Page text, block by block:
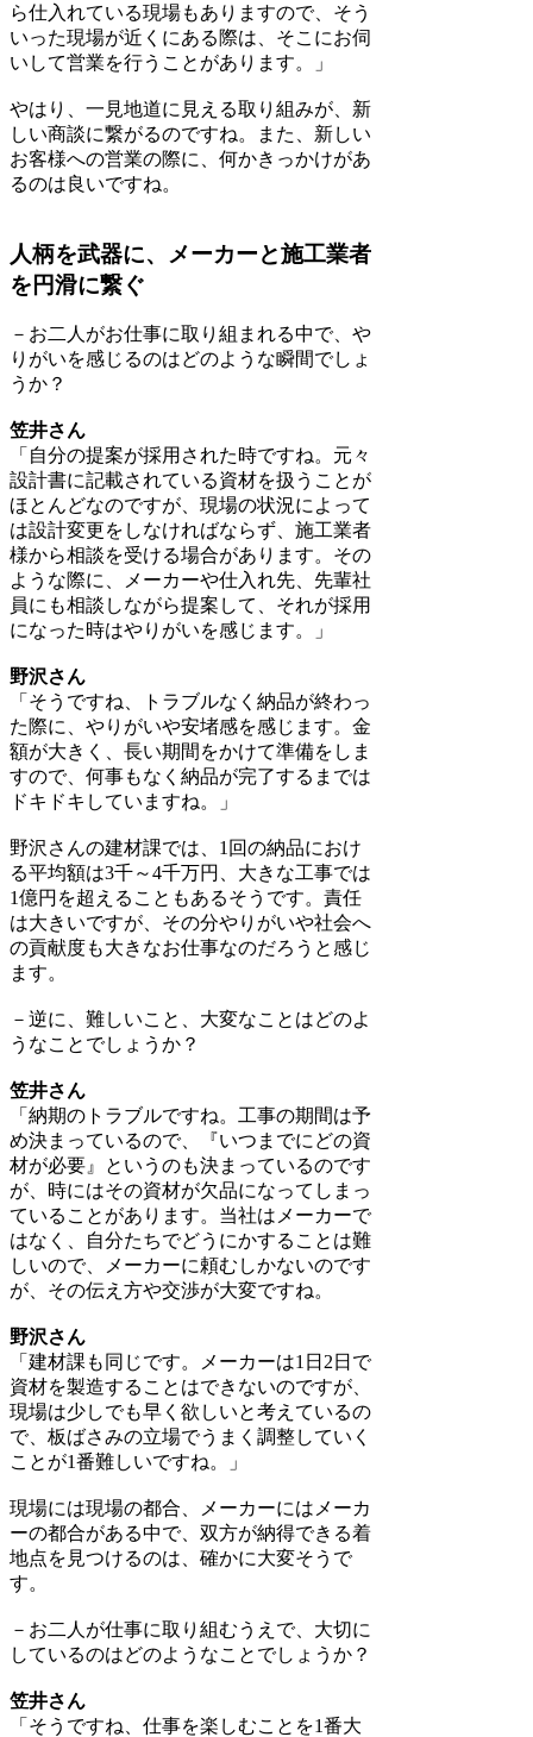
ら仕入れている現場もありますので、そう
いった現場が近くにある際は、そこにお伺
いして営業を行うことがあります。」
やはり、一見地道に見える取り組みが、新
しい商談に繋がるのですね。また、新しい
お客様への営業の際に、何かきっかけがあ
るのは良いですね。
人柄を武器に、メーカーと施工業者
を円滑に繋ぐ
－お二人がお仕事に取り組まれる中で、や
りがいを感じるのはどのような瞬間でしょ
うか？
笠井さん
「自分の提案が採用された時ですね。元々
設計書に記載されている資材を扱うことが
ほとんどなのですが、現場の状況によって
は設計変更をしなければならず、施工業者
様から相談を受ける場合があります。その
ような際に、メーカーや仕入れ先、先輩社
員にも相談しながら提案して、それが採用
になった時はやりがいを感じます。」
野沢さん
「そうですね、トラブルなく納品が終わっ
た際に、やりがいや安堵感を感じます。金
額が大きく、長い期間をかけて準備をしま
すので、何事もなく納品が完了するまでは
ドキドキしていますね。」
野沢さんの建材課では、1回の納品におけ
る平均額は3千～4千万円、大きな工事では
1億円を超えることもあるそうです。責任
は大きいですが、その分やりがいや社会へ
の貢献度も大きなお仕事なのだろうと感じ
ます。
－逆に、難しいこと、大変なことはどのよ
うなことでしょうか？
笠井さん
「納期のトラブルですね。工事の期間は予
め決まっているので、『いつまでにどの資
材が必要』というのも決まっているのです
が、時にはその資材が欠品になってしまっ
ていることがあります。当社はメーカーで
はなく、自分たちでどうにかすることは難
しいので、メーカーに頼むしかないのです
が、その伝え方や交渉が大変ですね。
野沢さん
「建材課も同じです。メーカーは1日2日で
資材を製造することはできないのですが、
現場は少しでも早く欲しいと考えているの
で、板ばさみの立場でうまく調整していく
ことが1番難しいですね。」
現場には現場の都合、メーカーにはメーカ
ーの都合がある中で、双方が納得できる着
地点を見つけるのは、確かに大変そうで
す。
－お二人が仕事に取り組むうえで、大切に
しているのはどのようなことでしょうか？
笠井さん
「そうですね、仕事を楽しむことを1番大